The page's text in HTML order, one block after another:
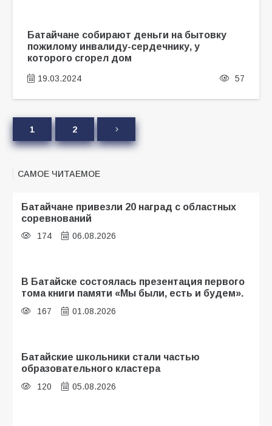
Батайчане собирают деньги на бытовку
пожилому инвалиду-сердечнику, у
которого сгорел дом
19.03.2024 57
1 2
САМОЕ ЧИТАЕМОЕ
Батайчане привезли 20 наград с областных
соревнований
174 06.08.2026
В Батайске состоялась презентация первого
тома книги памяти «Мы были, есть и будем».
167 01.08.2026
Батайские школьники стали частью
образовательного кластера
120 05.08.2026